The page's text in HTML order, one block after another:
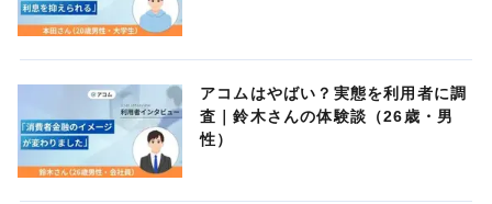
アコムはやばい？実態を利用者に調
査｜鈴木さんの体験談（26歳・男
性）